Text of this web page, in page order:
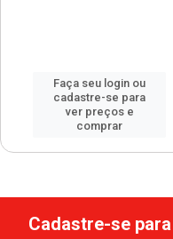
Faça seu login ou
cadastre-se para
ver preços e
comprar
Cadastre-se